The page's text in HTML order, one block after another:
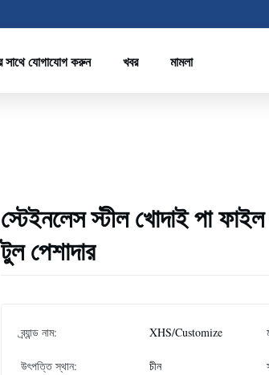
সাথে যোগাযোগ করুন খবর মামলা
স্টেইনলেস স্টীল খোদাই পা
টুল পেশাদার
ব্র্যান্ড নাম: XHS/Customize
উৎপত্তি স্থান: চীন